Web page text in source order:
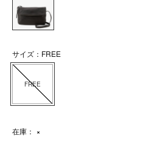
サイズ：FREE
FREE
在庫： ×